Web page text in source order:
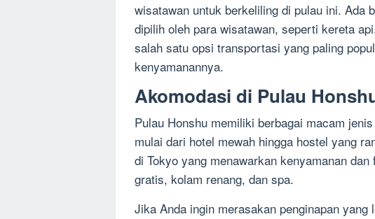
wisatawan untuk berkeliling di pulau ini. Ada
dipilih oleh para wisatawan, seperti kereta
salah satu opsi transportasi yang paling
kenyamanannya.
Akomodasi di Pulau
Pulau Honshu memiliki berbagai macam
mulai dari hotel mewah hingga hostel yang
di Tokyo yang menawarkan kenyamanan
gratis, kolam renang, dan spa.
Jika Anda ingin merasakan penginapan